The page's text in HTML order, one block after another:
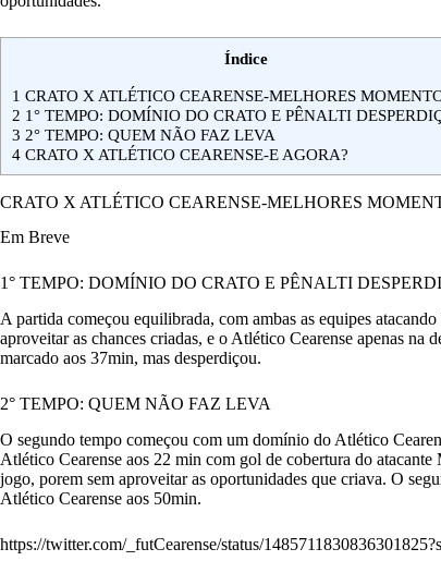
Índice
1 CRATO X ATLÉTICO CEARENSE-MELHORES
2 1° TEMPO: DOMÍNIO DO CRATO E PÊNALTI
3 2° TEMPO: QUEM NÃO FAZ LEVA
4 CRATO X ATLÉTICO CEARENSE-E AGORA?
CRATO X ATLÉTICO CEARENSE-MELHORES
Em Breve
1° TEMPO: DOMÍNIO DO CRATO E PÊNALTI
A partida começou equilibrada, com ambas as equipes
aproveitar as chances criadas, e o Atlético Cearense apenas na
marcado aos 37min, mas desperdiçou.
2° TEMPO: QUEM NÃO FAZ LEVA
O segundo tempo começou com um domínio do Atlético
Atlético Cearense aos 22 min com gol de cobertura do
jogo, porem sem aproveitar as oportunidades que criava. O
Atlético Cearense aos 50min.
https://twitter.com/_futCearense/status/